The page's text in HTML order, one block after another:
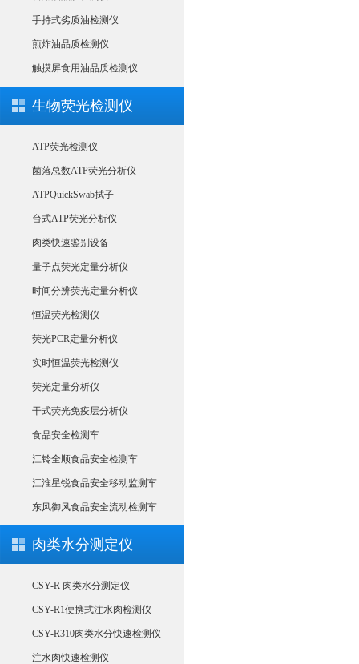
手持式劣质油检测仪
煎炸油品质检测仪
触摸屏食用油品质检测仪
生物荧光检测仪
ATP荧光检测仪
菌落总数ATP荧光分析仪
ATPQuickSwab拭子
台式ATP荧光分析仪
肉类快速鉴别设备
量子点荧光定量分析仪
时间分辨荧光定量分析仪
恒温荧光检测仪
荧光PCR定量分析仪
实时恒温荧光检测仪
荧光定量分析仪
干式荧光免疫层分析仪
食品安全检测车
江铃全顺食品安全检测车
江淮星锐食品安全移动监测车
东风御风食品安全流动检测车
肉类水分测定仪
CSY-R 肉类水分测定仪
CSY-R1便携式注水肉检测仪
CSY-R310肉类水分快速检测仪
注水肉快速检测仪